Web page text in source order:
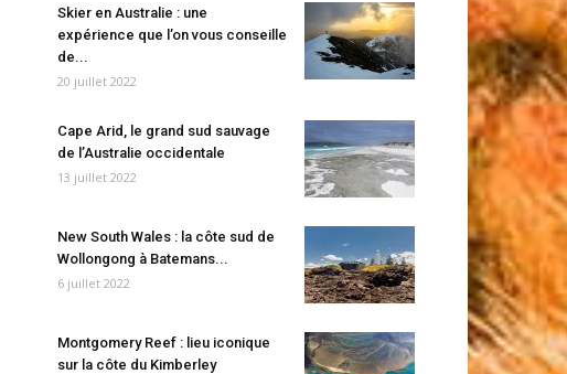
Skier en Australie : une
expérience que l’on vous conseille
de...
20 juillet 2022
Cape Arid, le grand sud sauvage
de l’Australie occidentale
13 juillet 2022
New South Wales : la côte sud de
Wollongong à Batemans...
6 juillet 2022
Montgomery Reef : lieu iconique
sur la côte du Kimberley